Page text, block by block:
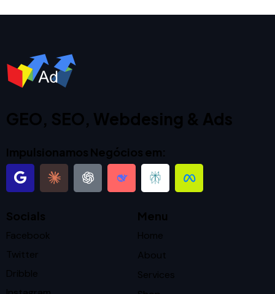
GEO, SEO, Webdesing & Ads
Impulsionamos Negócios em:
Socials
Facebook
Twitter
Dribble
Menu
Home
About
Services